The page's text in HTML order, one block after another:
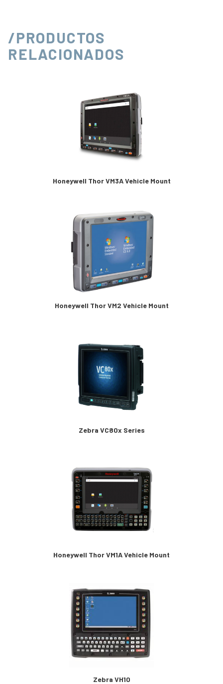
/PRODUCTOS
RELACIONADOS
Honeywell Thor VM3A Vehicle Mount
Honeywell Thor VM2 Vehicle Mount
Zebra VC80x Series
Honeywell Thor VM1A Vehicle Mount
Zebra VH10